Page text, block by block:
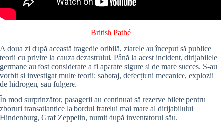
British Pathé
A doua zi după această tragedie oribilă, ziarele au început să publice
teorii cu privire la cauza dezastrului. Până la acest incident, dirijabilele
germane au fost considerate a fi aparate sigure și de mare succes. S-au
vorbit și investigat multe teorii: sabotaj, defecțiuni mecanice, explozii
de hidrogen, sau fulgere.
În mod surprinzător, pasagerii au continuat să rezerve bilete pentru
zboruri transatlantice la bordul fratelui mai mare al dirijabilului
Hindenburg, Graf Zeppelin, numit după inventatorul său.